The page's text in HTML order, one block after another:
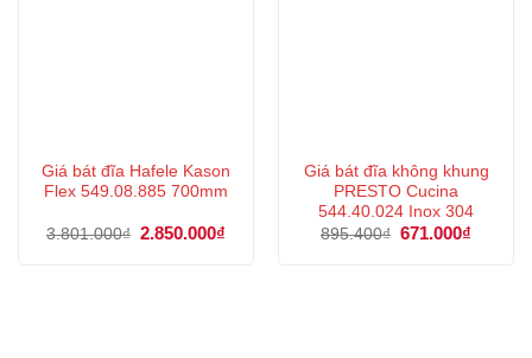
Giá bát đĩa Hafele Kason
Flex 549.08.885 700mm
3.801.000₫ Giá
2.850.000₫
Giá bát đĩa không khung
PRESTO Cucina
544.40.024 Inox 304
895.400₫ Giá
671.000₫